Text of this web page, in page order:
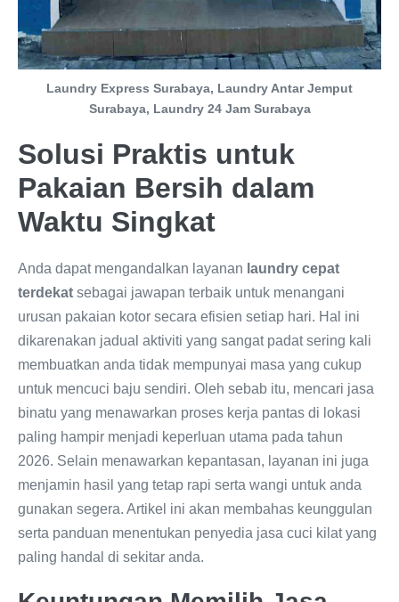
Laundry Express Surabaya, Laundry Antar Jemput
Surabaya, Laundry 24 Jam Surabaya
Solusi Praktis untuk
Pakaian Bersih dalam
Waktu Singkat
Anda dapat mengandalkan layanan laundry cepat
terdekat sebagai jawapan terbaik untuk menangani
urusan pakaian kotor secara efisien setiap hari. Hal ini
dikarenakan jadual aktiviti yang sangat padat sering kali
membuatkan anda tidak mempunyai masa yang cukup
untuk mencuci baju sendiri. Oleh sebab itu, mencari jasa
binatu yang menawarkan proses kerja pantas di lokasi
paling hampir menjadi keperluan utama pada tahun
2026. Selain menawarkan kepantasan, layanan ini juga
menjamin hasil yang tetap rapi serta wangi untuk anda
gunakan segera. Artikel ini akan membahas keunggulan
serta panduan menentukan penyedia jasa cuci kilat yang
paling handal di sekitar anda.